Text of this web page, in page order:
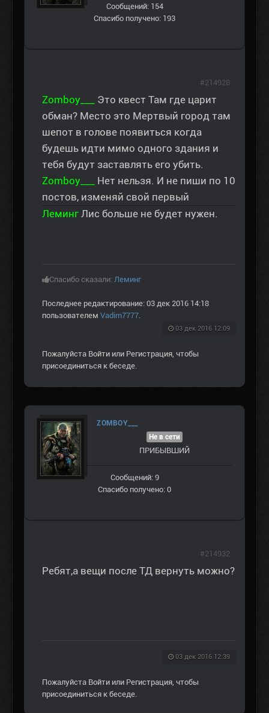
Сообщений: 154
Спасибо получено: 193
Zomboy___
Это квест Там где царит
обман? Место это Мертвый город там
шепот в голове появиться когда
будешь идти мимо одного здания и
тебя будут заставлять его убить.
Zomboy___
Нет нельзя. И не пиши по 10
постов, изменяй свой первый
Леминг Лис больше не будет нужен.
Спасибо сказали: Леминг
Последнее редактирование: 03 дек 2016 14:18
пользователем Vadim7777.
03 дек 2016 12:09
#214928
Пожалуйста Войти или Регистрация, чтобы
присоединиться к беседе.
ZOMBOY___
Не в сети
ПРИБЫВШИЙ
Сообщений: 9
Спасибо получено: 0
Ребят,а вещи после ТД вернуть можно?
03 дек 2016 12:39
#214932
Пожалуйста Войти или Регистрация, чтобы
присоединиться к беседе.